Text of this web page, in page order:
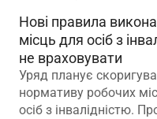
Нові правила
місць для осіб з
не враховувати
Уряд планує
нормативу робочих
осіб з інвалідністю.